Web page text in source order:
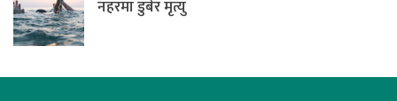
नहरमा डुबेर मृत्यु